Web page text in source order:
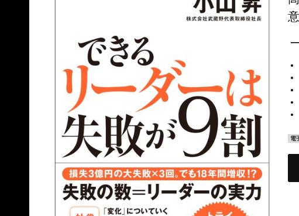
意
—
電